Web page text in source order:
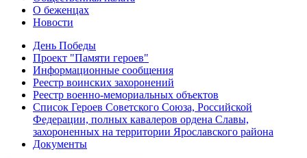
О беженцах
Новости
День Победы
Проект "Памяти героев"
Информационные сообщения
Реестр воинских захоронений
Реестр военно-мемориальных объектов
Список Героев Советского Союза, Российской
Федерации, полных кавалеров ордена Славы,
захороненных на территории Ярославского района
Документы